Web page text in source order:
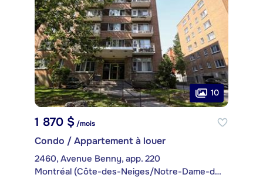
10
1 870 $ /mois
Condo / Appartement à louer
2460, Avenue Benny, app. 220
Montréal (Côte-des-Neiges/Notre-Dame-de-Grâce)